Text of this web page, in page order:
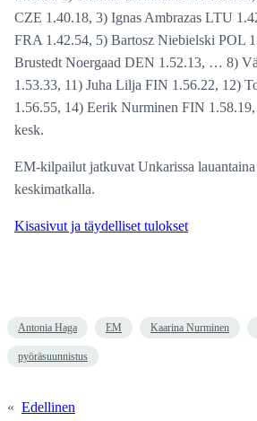
CZE 1.40.18, 3) Ignas Ambrazas LTU
FRA 1.42.54, 5) Bartosz Niebielski POL
Brustedt Noergaad DEN 1.52.13, … 8)
1.53.33, 11) Juha Lilja FIN 1.56.22, 12)
1.56.55, 14) Eerik Nurminen FIN 1.58.19,
kesk.
EM-kilpailut jatkuvat Unkarissa lauantaina
keskimatkalla.
Kisasivut ja täydelliset tulokset
Antonia Haga EM Kaarina Nurminen
pyöräsuunnistus
« Edellinen